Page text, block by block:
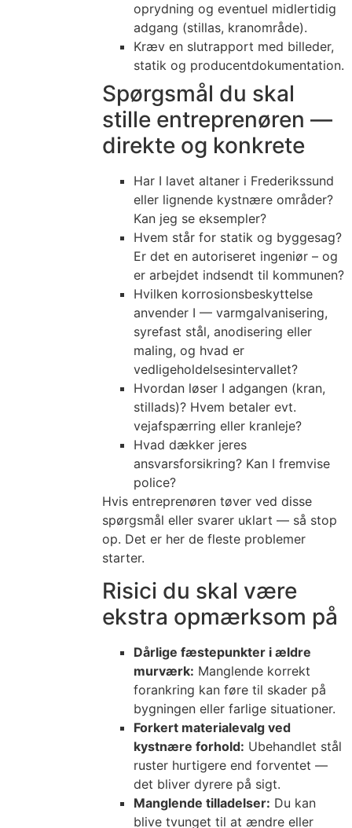
oprydning og eventuel midlertidig
adgang (stillas, kranområde).
Kræv en slutrapport med billeder,
statik og producentdokumentation.
Spørgsmål du skal
stille entreprenøren —
direkte og konkrete
Har I lavet altaner i Frederikssund
eller lignende kystnære områder?
Kan jeg se eksempler?
Hvem står for statik og byggesag?
Er det en autoriseret ingeniør – og
er arbejdet indsendt til kommunen?
Hvilken korrosionsbeskyttelse
anvender I — varmgalvanisering,
syrefast stål, anodisering eller
maling, og hvad er
vedligeholdelsesintervallet?
Hvordan løser I adgangen (kran,
stillads)? Hvem betaler evt.
vejafspærring eller kranleje?
Hvad dækker jeres
ansvarsforsikring? Kan I fremvise
police?
Hvis entreprenøren tøver ved disse
spørgsmål eller svarer uklart — så stop
op. Det er her de fleste problemer
starter.
Risici du skal være
ekstra opmærksom på
Dårlige fæstepunkter i ældre
murværk: Manglende korrekt
forankring kan føre til skader på
bygningen eller farlige situationer.
Forkert materialevalg ved
kystnære forhold: Ubehandlet stål
ruster hurtigere end forventet —
det bliver dyrere på sigt.
Manglende tilladelser: Du kan
blive tvunget til at ændre eller